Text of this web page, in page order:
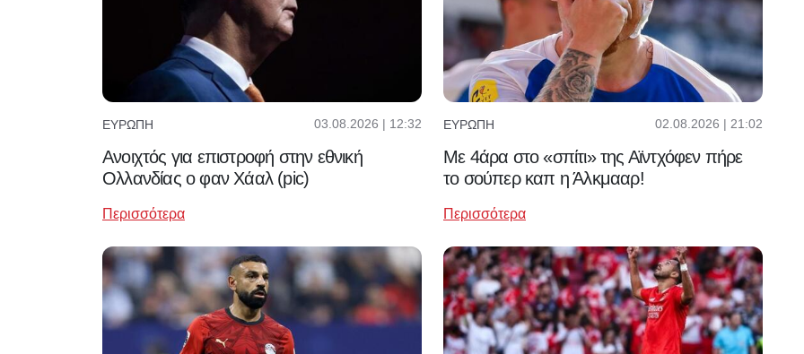
ΕΥΡΏΠΗ 03.08.2026 | 12:32
Ανοιχτός για επιστροφή στην εθνική
Ολλανδίας ο φαν Χάαλ (pic)
Περισσότερα
ΕΥΡΏΠΗ 02.08.2026 | 21:02
Με 4άρα στο «σπίτι» της Αϊντχόφεν πήρε
το σούπερ καπ η Άλκμααρ!
Περισσότερα